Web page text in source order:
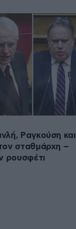
Ραγκούση και
σταθμάρχη –
ρουσφέτι